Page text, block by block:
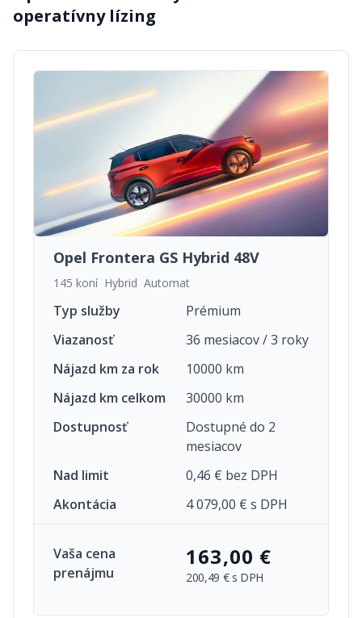
operatívny lízing
Opel Frontera GS Hybrid 48V
145 koní Hybrid Automat
Typ služby
Prémium
Viazanosť
36 mesiacov / 3 roky
Nájazd km za rok
10000 km
Nájazd km celkom
30000 km
Dostupnosť
Dostupné do 2
mesiacov
Nad limit
0,46 € bez DPH
Akontácia
4 079,00 € s DPH
Vaša cena
prenájmu
163,00 €
200,49 €s DPH